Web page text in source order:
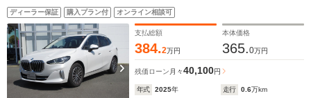
ディーラー保証 購入プラン付 オンライン相談可
支払総額
384.2万円
本体価格
365.0万円
残価ローン 月々40,100円
年式 2025年 走行 0.6万km